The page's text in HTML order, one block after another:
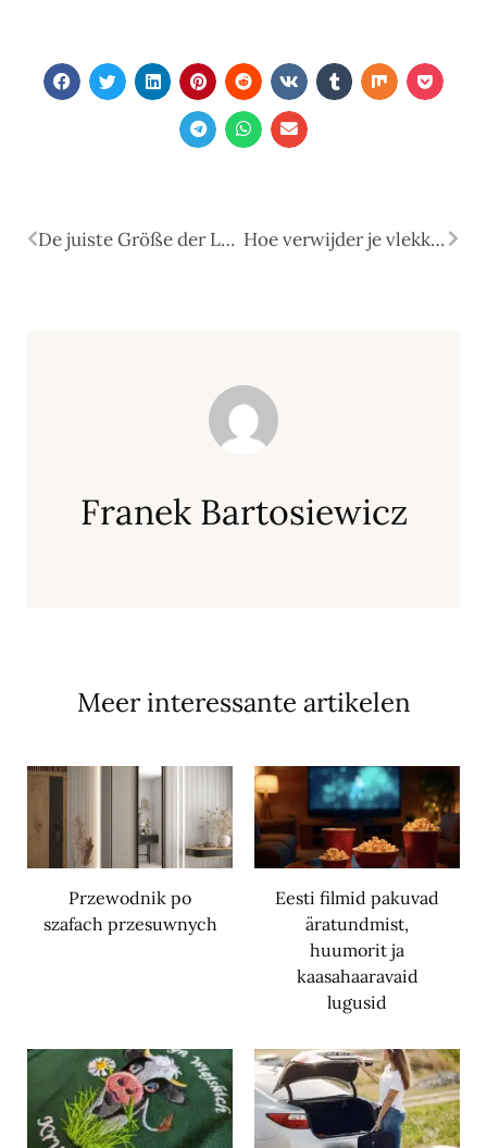
De juiste Größe der Luftpolsterversandtaschen wählen Hoe verwijder je vlekken uit natuurlijk leer?
Franek Bartosiewicz
Meer interessante artikelen
Przewodnik po
szafach przesuwnych
Eesti filmid pakuvad
äratundmist,
huumorit ja
kaasahaaravaid
lugusid